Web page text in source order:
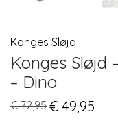
Konges Sløjd
Konges Sløjd
– Dino
€72,95 Original
price
€ 49,95